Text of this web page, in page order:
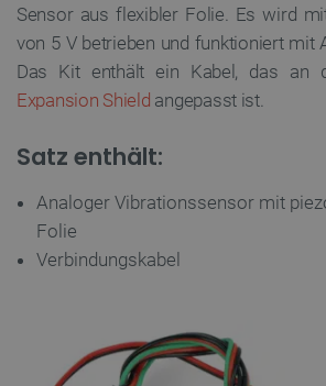
Sensor aus flexibler Folie. Es wird
von 5 V betrieben und funktioniert mit
Das Kit enthält ein Kabel, das an
Expansion Shield angepasst ist.
Satz enthält:
Analoger Vibrationssensor mit
Folie
Verbindungskabel